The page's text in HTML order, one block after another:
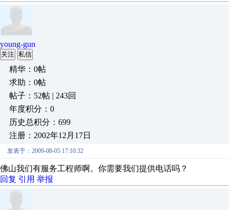
young-gun
关注 私信
精华：0帖
求助：0帖
帖子：52帖 | 243回
年度积分：0
历史总积分：699
注册：2002年12月17日
发表于：2009-08-05 17:10:32
佛山我们有服务工程师啊。你需要我们提供电话吗？
回复 引用 举报